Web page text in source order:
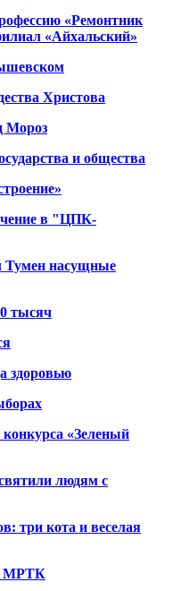
«Ремонтник
«Айхальский»
Христова
Мороз
и общества
в "ЦПК-
Тумен насущные
тысяч
здоровью
«Зеленый
людям с
три кота и веселая
МРТК